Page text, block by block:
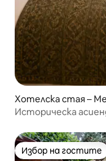
Хотелска стая –
Историческа
Избор на гостите
Избор на гостите